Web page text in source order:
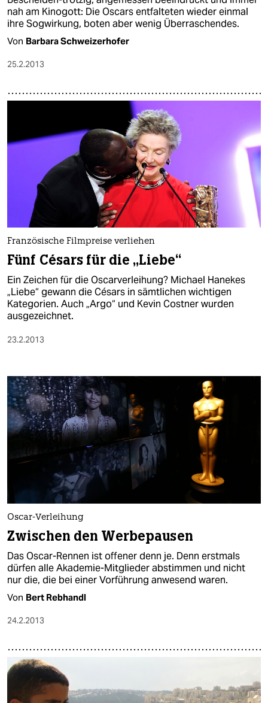
nah am Kinogott: Die Oscars entfalteten wieder einmal
ihre Sogwirkung, boten aber wenig Überraschendes.
Von Barbara Schweizerhofer
25.2.2013
Französische Filmpreise verliehen
Fünf Césars für die „Liebe“
Ein Zeichen für die Oscarverleihung? Michael Hanekes
„Liebe“ gewann die Césars in sämtlichen wichtigen
Kategorien. Auch „Argo“ und Kevin Costner wurden
ausgezeichnet.
23.2.2013
Oscar-Verleihung
Zwischen den Werbepausen
Das Oscar-Rennen ist offener denn je. Denn erstmals
dürfen alle Akademie-Mitglieder abstimmen und nicht
nur die, die bei einer Vorführung anwesend waren.
Von Bert Rebhandl
24.2.2013